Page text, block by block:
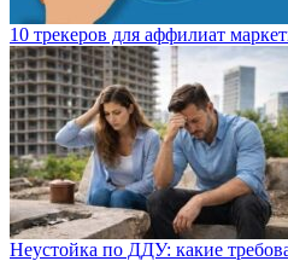
10 трекеров для аффилиат
Неустойка по ДДУ: какие